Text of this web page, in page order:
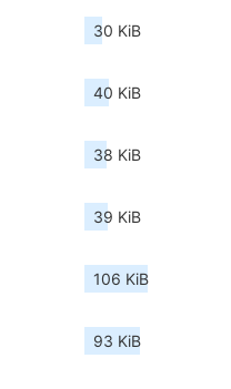
30 KiB
40 KiB
38 KiB
39 KiB
106 KiB
93 KiB